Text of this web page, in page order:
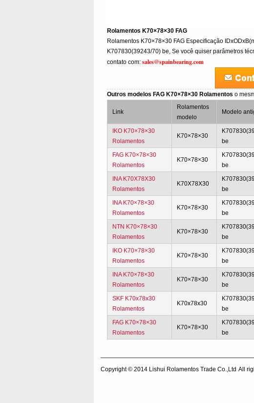
Rolamentos K70×78×30 FAG
Rolamentos K70×78×30 FAG Especificação
K707830(39243/70) be, Se você quiser parâmetros
contato com:sales@spainbearing.com
Outros modelos FAG K70×78×30 Rolamentoso
Link
Rolamentos
modelo
Modelo
IKO K70×78×30
Rolamentos
K70×78×30
be
FAG K70×78×30
Rolamentos
K70×78×30
be
INA K70X78X30
Rolamentos
K70X78X30
be
INA K70×78×30
Rolamentos
K70×78×30
be
NTN K70×78×30
Rolamentos
K70×78×30
be
IKO K70×78×30
Rolamentos
K70×78×30
be
INA K70×78×30
Rolamentos
K70×78×30
be
SKF K70x78x30
Rolamentos
K70x78x30
be
FAG K70×78×30
Rolamentos
K70×78×30
be
Copyright © 2014 Lishui Rolamentos Trade Co.,Ltd All